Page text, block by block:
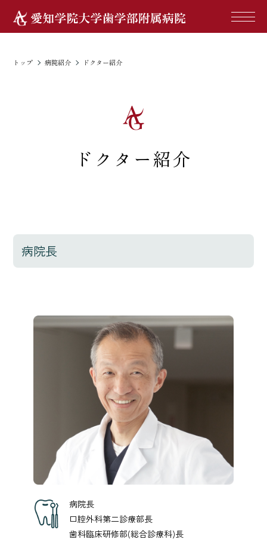
病院紹介
トップ 病院紹介 ドクター紹介
ドクター紹介
病院長
病院長
口腔外科第二診療部長
歯科臨床研修部(総合診療科)長